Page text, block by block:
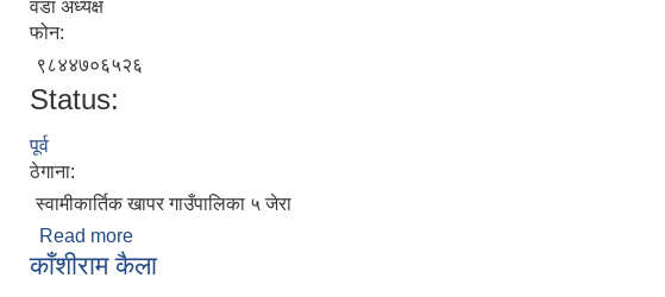
वडा अध्यक्ष
फोन:
९८४४७०६५२६
Status:
पूर्व
ठेगाना:
स्वामीकार्तिक खापर गाउँपालिका ५ जेरा
Read more
काँशीराम कैला